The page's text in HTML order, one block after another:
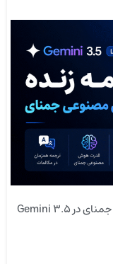
همه چیز درباره ترجمه زنده با هوش مصنوعی جمنای در Gemini 3.5